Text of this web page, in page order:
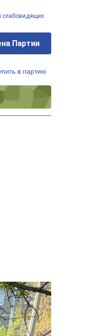
слабовидящих
Партии
в партию